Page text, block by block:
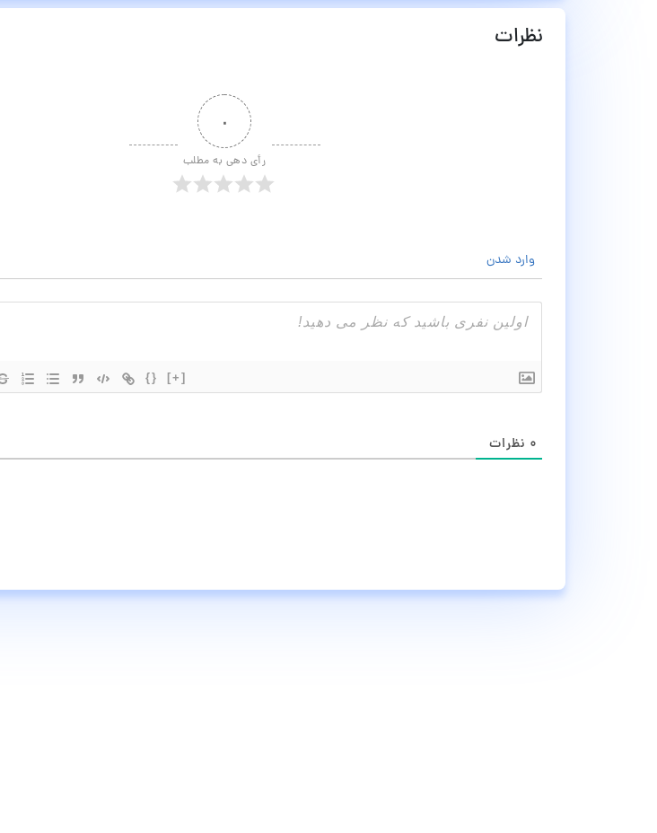
نظرات
۰
رأی دهی به مطلب
وارد شدن
{} [+]
۰ نظرات